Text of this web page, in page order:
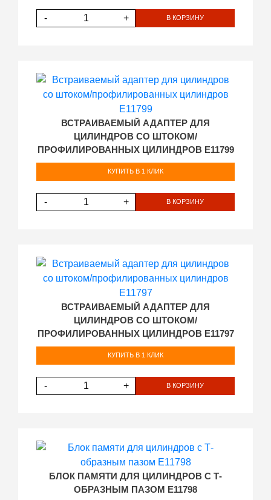
- + В КОРЗИНУ
ВСТРАИВАЕМЫЙ АДАПТЕР ДЛЯ
ЦИЛИНДРОВ СО ШТОКОМ/
ПРОФИЛИРОВАННЫХ ЦИЛИНДРОВ E11799
КУПИТЬ В 1 КЛИК
- + В КОРЗИНУ
ВСТРАИВАЕМЫЙ АДАПТЕР ДЛЯ
ЦИЛИНДРОВ СО ШТОКОМ/
ПРОФИЛИРОВАННЫХ ЦИЛИНДРОВ E11797
КУПИТЬ В 1 КЛИК
- + В КОРЗИНУ
БЛОК ПАМЯТИ ДЛЯ ЦИЛИНДРОВ С Т-
ОБРАЗНЫМ ПАЗОМ E11798